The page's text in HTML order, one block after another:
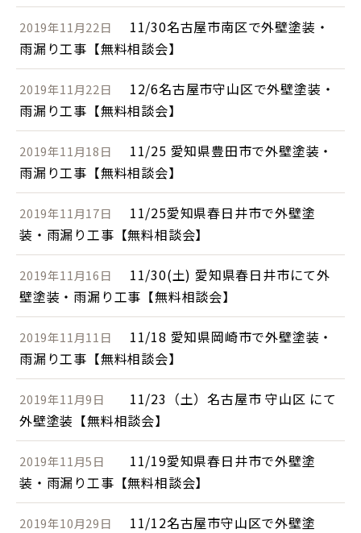
2019年11月22日
11/30名古屋市南区で外壁塗装・
雨漏り工事【無料相談会】
2019年11月22日
12/6名古屋市守山区で外壁塗装・
雨漏り工事【無料相談会】
2019年11月18日
11/25 愛知県豊田市で外壁塗装・
雨漏り工事【無料相談会】
2019年11月17日
11/25愛知県春日井市で外壁塗
装・雨漏り工事【無料相談会】
2019年11月16日
11/30(土) 愛知県春日井市にて外
壁塗装・雨漏り工事【無料相談会】
2019年11月11日
11/18 愛知県岡崎市で外壁塗装・
雨漏り工事【無料相談会】
2019年11月9日
11/23（土）名古屋市 守山区 にて
外壁塗装【無料相談会】
2019年11月5日
11/19愛知県春日井市で外壁塗
装・雨漏り工事【無料相談会】
2019年10月29日
11/12名古屋市守山区で外壁塗